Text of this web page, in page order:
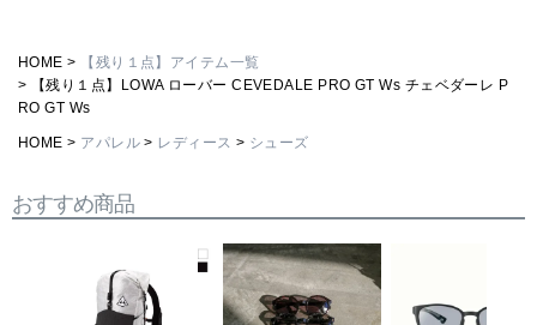
HOME
【残り１点】アイテム一覧
【残り１点】LOWA ローバー CEVEDALE PRO GT Ws チェベダーレ P
RO GT Ws
HOME アパレル レディース シューズ
おすすめ商品